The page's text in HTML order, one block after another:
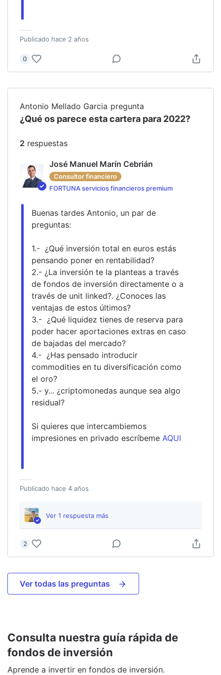
Publicado hace 2 años
0
Antonio Mellado Garcia pregunta
¿Qué os parece esta cartera para 2022?
2 respuestas
José Manuel Marín Cebrián
Consultor financiero
FORTUNA servicios financieros premium
Buenas tardes Antonio, un par de
preguntas:
1.-  ¿Qué inversión total en euros estás
pensando poner en rentabilidad?
2.- ¿La inversión te la planteas a través
de fondos de inversión directamente o a
través de unit linked?. ¿Conoces las
ventajas de estos últimos?
3.-  ¿Qué liquidez tienes de reserva para
poder hacer aportaciones extras en caso
de bajadas del mercado?
4.-  ¿Has pensado introducir
commodities en tu diversificación como
el oro?
5.- y... ¿criptomonedas aunque sea algo
residual?
Si quieres que intercambiemos
impresiones en privado escríbeme AQUI
Publicado hace 4 años
Ver 1 respuesta más
2
Ver todas las preguntas
Consulta nuestra guía rápida de
fondos de inversión
Aprende a invertir en fondos de inversión.